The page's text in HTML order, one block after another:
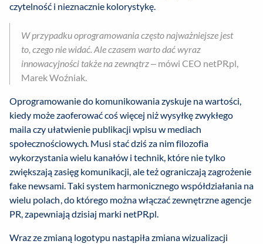
czytelność i nieznacznie kolorystykę.
W przypadku oprogramowania często najważniejsze jest
to, czego nie widać. Ale czasem warto dać wyraz
innowacyjności także na zewnątrz– mówi CEO netPR.pl,
Marek Woźniak.
Oprogramowanie do komunikowania zyskuje na wartości,
kiedy może zaoferować coś więcej niż wysyłkę zwykłego
maila czy ułatwienie publikacji wpisu w mediach
społecznościowych. Musi stać dziś za nim filozofia
wykorzystania wielu kanałów i technik, które nie tylko
zwiększają zasięg komunikacji, ale też ograniczają zagrożenie
fake newsami. Taki system harmonicznego współdziałania na
wielu polach, do którego można włączać zewnętrzne agencje
PR, zapewniają dzisiaj marki netPR.pl.
Wraz ze zmianą logotypu nastąpiła zmiana wizualizacji